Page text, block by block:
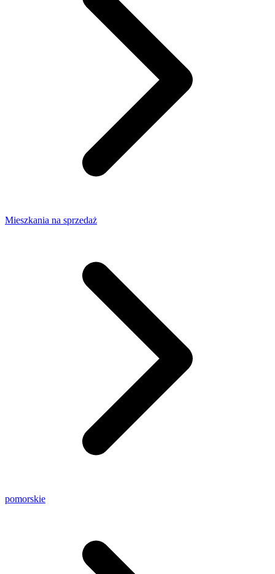
Mieszkania na sprzedaż
pomorskie